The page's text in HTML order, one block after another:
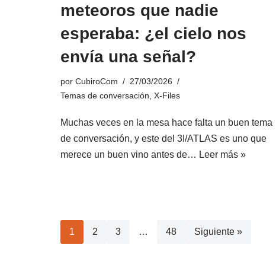
meteoros que nadie
esperaba: ¿el cielo nos
envía una señal?
por CubiroCom
27/03/2026
Temas de conversación X-Files
Muchas veces en la mesa hace falta un buen tema
de conversación, y este del 3I/ATLAS es uno que
merece un buen vino antes de… Leer más »
1 2 3 … 48 Siguiente »